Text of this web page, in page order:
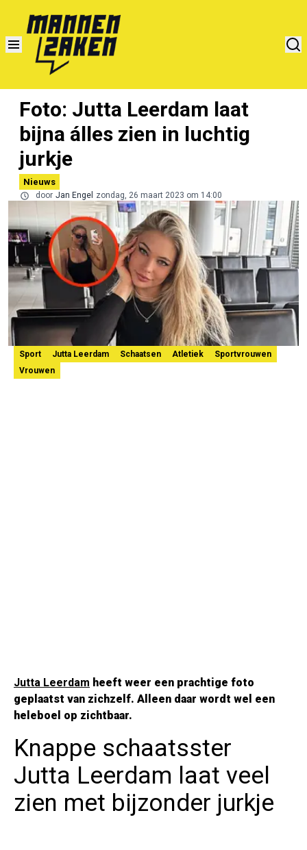
Foto: Jutta Leerdam laat
bijna álles zien in luchtig
jurkje
Nieuws
door Jan Engel zondag, 26 maart 2023 om 14:00
Sport Jutta Leerdam Schaatsen Atletiek
Sportvrouwen
Vrouwen
Jutta Leerdam heeft weer een prachtige foto
geplaatst van zichzelf. Alleen daar wordt wel een
heleboel op zichtbaar.
Knappe schaatsster
Jutta Leerdam laat veel
zien met bijzonder jurkje